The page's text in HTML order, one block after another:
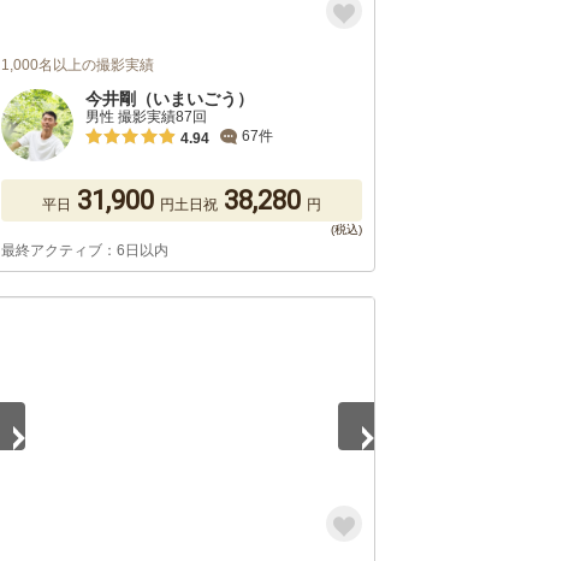
1,000名以上の撮影実績
今井剛（いまいごう）
男性 撮影実績87回
4.94
67件
平日 31,900 円土日祝 38,280 円
最終アクティブ：6日以内